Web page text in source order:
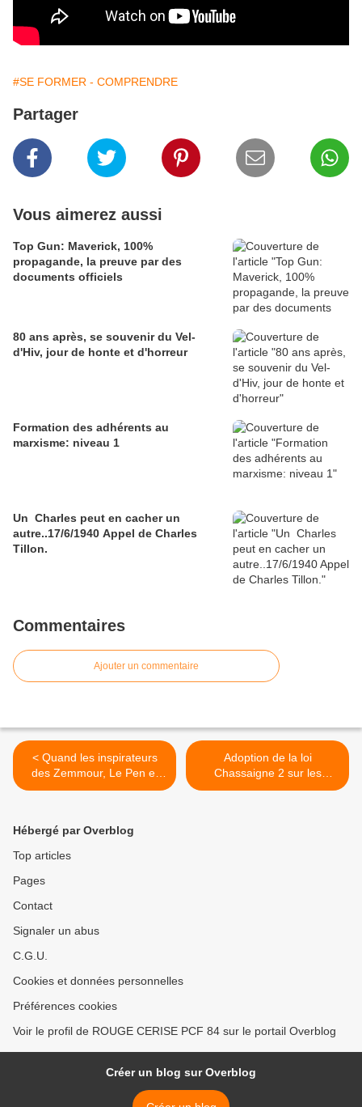
#SE FORMER - COMPRENDRE
Partager
Vous aimerez aussi
Top Gun: Maverick, 100%
propagande, la preuve par des
documents officiels
80 ans après, se souvenir du Vel-
d'Hiv, jour de honte et d'horreur
Formation des adhérents au
marxisme: niveau 1
Un Charles peut en cacher un
autre..17/6/1940 Appel de Charles
Tillon.
Commentaires
Ajouter un commentaire
< Quand les inspirateurs
des Zemmour, Le Pen et
autres Ciotti souillaient les
Adoption de la loi
Chassaigne 2 sur les
retraites agricoles de
Hébergé par Overblog
Top articles
Pages
Contact
Signaler un abus
C.G.U.
Cookies et données personnelles
Préférences cookies
Voir le profil de ROUGE CERISE PCF 84 sur le portail Overblog
Créer un blog sur Overblog